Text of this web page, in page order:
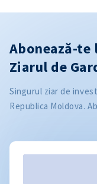
Abonează-te
Ziarul de
Singurul ziar de
Republica Moldova.